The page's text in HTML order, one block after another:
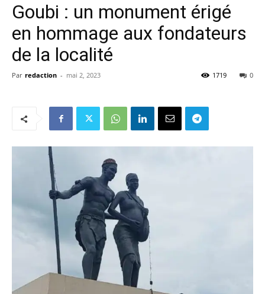
Goubi : un monument érigé
en hommage aux fondateurs
de la localité
Par redaction - mai 2, 2023 0
1719